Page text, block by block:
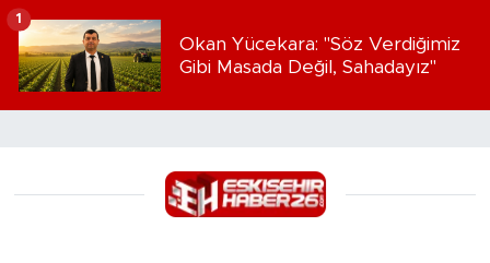
Okan Yücekara: "Söz Verdiğimiz
Gibi Masada Değil, Sahadayız"
1